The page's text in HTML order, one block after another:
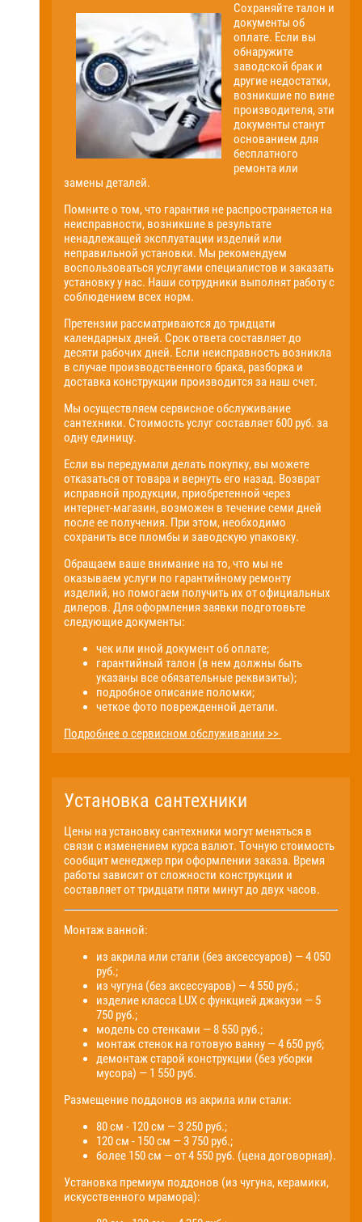
Сохраняйте талон и
документы об
оплате. Если вы
обнаружите
заводской брак и
другие недостатки,
возникшие по вине
производителя, эти
документы станут
основанием для
бесплатного
ремонта или
замены деталей.
Помните о том, что гарантия не распространяется на
неисправности, возникшие в результате
ненадлежащей эксплуатации изделий или
неправильной установки. Мы рекомендуем
воспользоваться услугами специалистов и заказать
установку у нас. Наши сотрудники выполнят работу с
соблюдением всех норм.
Претензии рассматриваются до тридцати
календарных дней. Срок ответа составляет до
десяти рабочих дней. Если неисправность возникла
в случае производственного брака, разборка и
доставка конструкции производится за наш счет.
Мы осуществляем сервисное обслуживание
сантехники. Стоимость услуг составляет 600 руб. за
одну единицу.
Если вы передумали делать покупку, вы можете
отказаться от товара и вернуть его назад. Возврат
исправной продукции, приобретенной через
интернет-магазин, возможен в течение семи дней
после ее получения. При этом, необходимо
сохранить все пломбы и заводскую упаковку.
Обращаем ваше внимание на то, что мы не
оказываем услуги по гарантийному ремонту
изделий, но помогаем получить их от официальных
дилеров. Для оформления заявки подготовьте
следующие документы:
чек или иной документ об оплате;
гарантийный талон (в нем должны быть
указаны все обязательные реквизиты);
подробное описание поломки;
четкое фото поврежденной детали.
Подробнее о сервисном обслуживании >>
Установка сантехники
Цены на установку сантехники могут меняться в
связи с изменением курса валют. Точную стоимость
сообщит менеджер при оформлении заказа. Время
работы зависит от сложности конструкции и
составляет от тридцати пяти минут до двух часов.
Монтаж ванной:
из акрила или стали (без аксессуаров) — 4 050
руб.;
из чугуна (без аксессуаров) — 4 550 руб.;
изделие класса LUX с функцией джакузи — 5
750 руб.;
модель со стенками — 8 550 руб.;
монтаж стенок на готовую ванну — 4 650 руб;
демонтаж старой конструкции (без уборки
мусора) — 1 550 руб.
Размещение поддонов из акрила или стали:
80 см - 120 см — 3 250 руб.;
120 см - 150 см — 3 750 руб.;
более 150 см — от 4 550 руб. (цена договорная).
Установка премиум поддонов (из чугуна, керамики,
искусственного мрамора):